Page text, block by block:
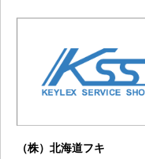
（株）北海道フキ